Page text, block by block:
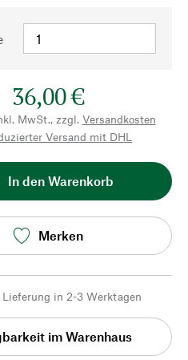
36,00 €
MwSt., zzgl. Versandkosten
Versand mit DHL
In den Warenkorb
Merken
Lieferung in 2-3 Werktagen
im Warenhaus